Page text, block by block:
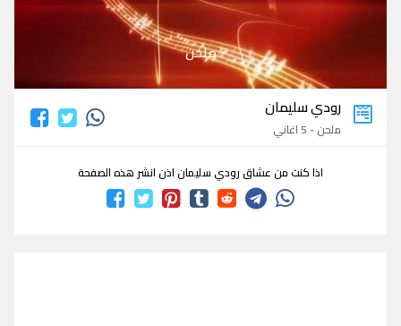
ملحن
رودي سليمان
ملحن - 5 اغاني
اذا كنت من عشاق رودي سليمان اذن انشر هذه الصفحة